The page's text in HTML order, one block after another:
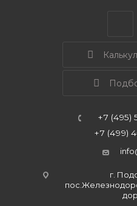
+7 (495)
+7 (499)
г.